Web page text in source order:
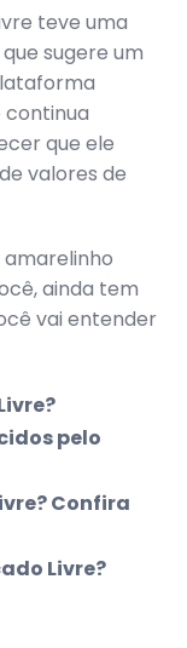
teve uma
sugere um
continua
que ele
valores de
ainda tem
vai entender
pelo
Confira
Livre?